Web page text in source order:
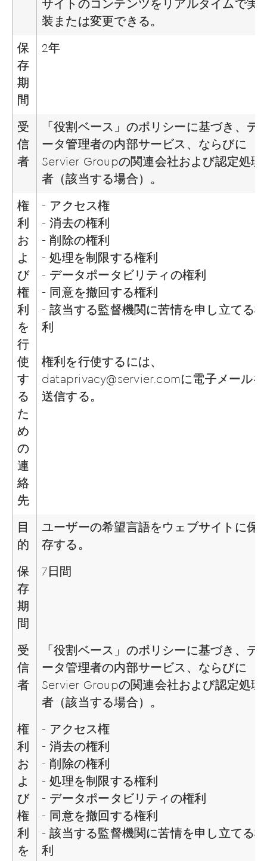
サイトのコンテンツをリアルタイムで実
装または変更できる。
保
存
期
間
2年
受
信
者
「役割ベース」のポリシーに基づき、デ
ータ管理者の内部サービス、ならびに
Servier Groupの関連会社および認定処理
者（該当する場合）。
権
利
お
よ
び
権
利
を
行
使
す
る
た
め
の
連
絡
先
- アクセス権
- 消去の権利
- 削除の権利
- 処理を制限する権利
- データポータビリティの権利
- 同意を撤回する権利
- 該当する監督機関に苦情を申し立てる権
利
権利を行使するには、
dataprivacy@servier.comに電子メールを
送信する。
目
的
ユーザーの希望言語をウェブサイトに保
存する。
保
存
期
間
7日間
受
信
者
「役割ベース」のポリシーに基づき、デ
ータ管理者の内部サービス、ならびに
Servier Groupの関連会社および認定処理
者（該当する場合）。
権
利
お
よ
び
権
利
を
- アクセス権
- 消去の権利
- 削除の権利
- 処理を制限する権利
- データポータビリティの権利
- 同意を撤回する権利
- 該当する監督機関に苦情を申し立てる権
利